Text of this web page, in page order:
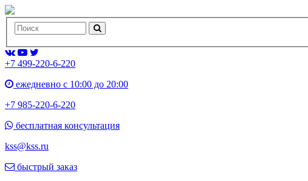
+7 499-220-6-220
ежедневно с 10:00 до 20:00
+7 985-220-6-220
бесплатная консультация
kss@kss.ru
быстрый заказ